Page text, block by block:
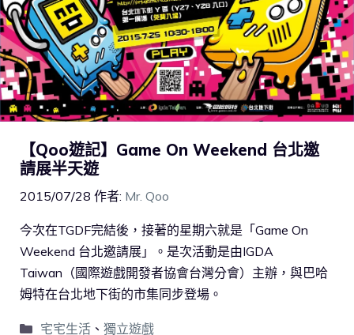
【Qoo遊記】Game On Weekend 台北邀
請展半天遊
2015/07/28 作者: Mr. Qoo
今次在TGDF完結後，接著的星期六就是「Game On
Weekend 台北邀請展」。是次活動是由IGDA
Taiwan（國際遊戲開發者協會台灣分會）主辦，與巴哈
姆特在台北地下街的市集同步登場。
宅宅生活、 獨立遊戲